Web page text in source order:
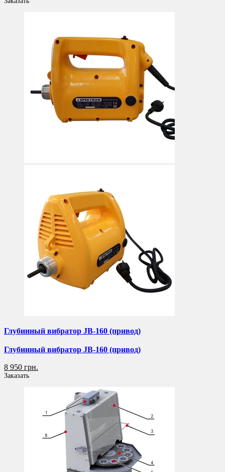
Глубинный вибратор JB-160 (привод)
Глубинный вибратор JB-160 (привод)
8 950 грн.
Заказать